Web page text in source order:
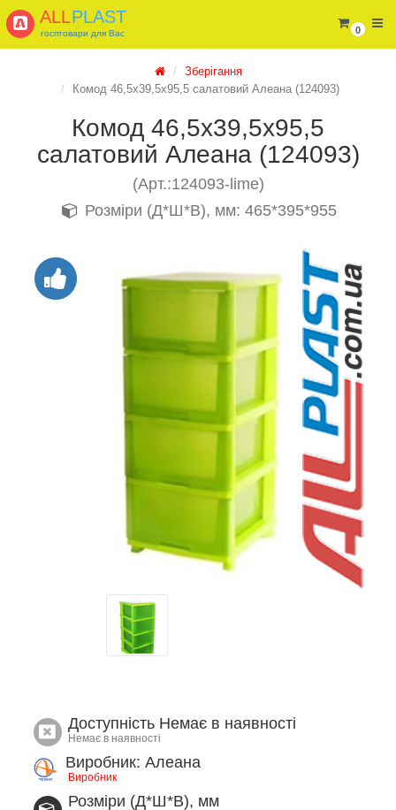
0
ALLPLAST
госптовари для Вас
Зберігання
Комод 46,5х39,5х95,5 салатовий Алеана (124093)
Комод 46,5х39,5х95,5
салатовий Алеана (124093)
(Арт.:124093-lime)
Розміри (Д*Ш*В), мм: 465*395*955
Доступність Немає в наявності
Немає в наявності
Виробник: Алеана
Виробник
Розміри (Д*Ш*В), мм